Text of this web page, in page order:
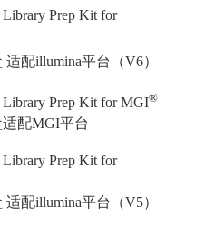
Library Prep Kit for
配illumina平台（V6）
Library Prep Kit for MGI®
配MGI平台
Library Prep Kit for
配illumina平台（V5）